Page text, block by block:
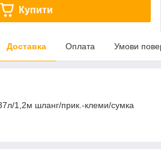
Купити
Доставка Оплата Умови
1,2м шланг/прик.-клеми/сумка